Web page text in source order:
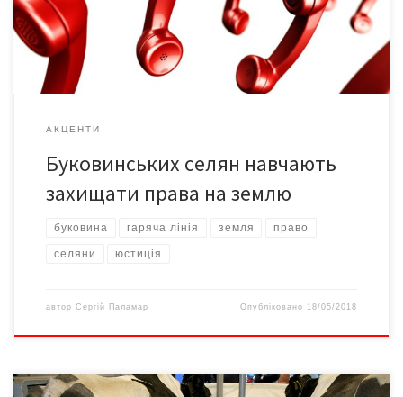
антирейдерської аграрної кампанії загальнонаціонального
правопросвітницького проекту «Я МАЮ ПРАВО!» побували у
Васловівцях і Шубранці на Заставнівщині. Нагадаємо, саме […]
АКЦЕНТИ
Буковинських селян навчають
захищати права на землю
буковина гаряча лінія земля право
селяни юстиція
автор Сергій Паламар Опубліковано 18/05/2018